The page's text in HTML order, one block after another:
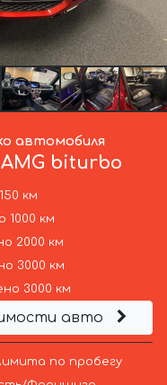
автомобиля
AMG biturbo
км
1000 км
2000 км
3000 км
3000 км
авто
по пробегу